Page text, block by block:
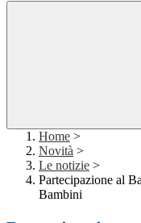
Home >
Novità >
Le notizie >
Partecipazione al
Bambini